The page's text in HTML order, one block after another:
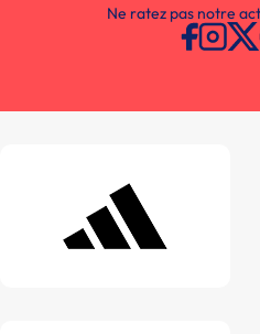
Ne ratez pas notre